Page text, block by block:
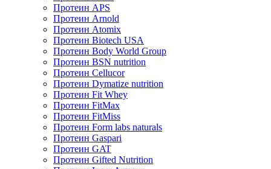
Протеин APS
Протеин Arnold
Протеин Atomix
Протеин Biotech USA
Протеин Body World Group
Протеин BSN nutrition
Протеин Cellucor
Протеин Dymatize nutrition
Протеин Fit Whey
Протеин FitMax
Протеин FitMiss
Протеин Form labs naturals
Протеин Gaspari
Протеин GAT
Протеин Gifted Nutrition